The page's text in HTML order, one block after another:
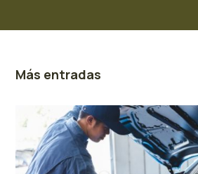
Más entradas